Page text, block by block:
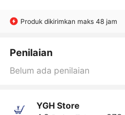
Produk dikirimkan maks 48 jam
Penilaian
Belum ada penilaian
YGH Store